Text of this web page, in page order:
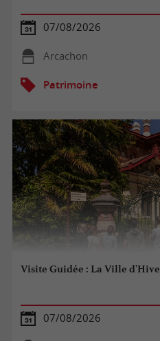
07/08/2026
Arcachon
Patrimoine
Visite Guidée : La Ville
07/08/2026